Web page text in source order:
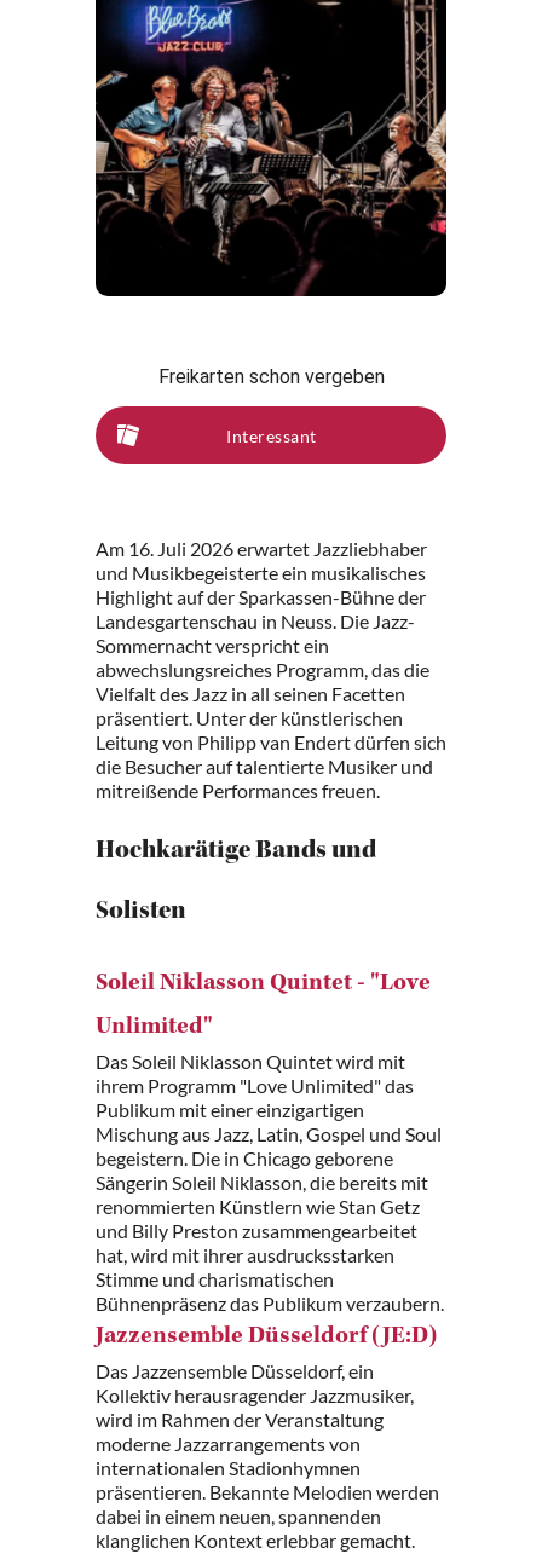
Freikarten schon vergeben
Interessant
Am 16. Juli 2026 erwartet Jazzliebhaber
und Musikbegeisterte ein musikalisches
Highlight auf der Sparkassen-Bühne der
Landesgartenschau in Neuss. Die Jazz-
Sommernacht verspricht ein
abwechslungsreiches Programm, das die
Vielfalt des Jazz in all seinen Facetten
präsentiert. Unter der künstlerischen
Leitung von Philipp van Endert dürfen sich
die Besucher auf talentierte Musiker und
mitreißende Performances freuen.
Hochkarätige Bands und
Solisten
Soleil Niklasson Quintet - "Love
Unlimited"
Das Soleil Niklasson Quintet wird mit
ihrem Programm "Love Unlimited" das
Publikum mit einer einzigartigen
Mischung aus Jazz, Latin, Gospel und Soul
begeistern. Die in Chicago geborene
Sängerin Soleil Niklasson, die bereits mit
renommierten Künstlern wie Stan Getz
und Billy Preston zusammengearbeitet
hat, wird mit ihrer ausdrucksstarken
Stimme und charismatischen
Bühnenpräsenz das Publikum verzaubern.
Jazzensemble Düsseldorf (JE:D)
Das Jazzensemble Düsseldorf, ein
Kollektiv herausragender Jazzmusiker,
wird im Rahmen der Veranstaltung
moderne Jazzarrangements von
internationalen Stadionhymnen
präsentieren. Bekannte Melodien werden
dabei in einem neuen, spannenden
klanglichen Kontext erlebbar gemacht.